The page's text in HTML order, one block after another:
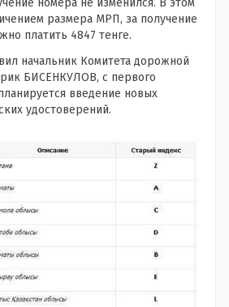
размера МРП, за получение
платить 4847 тенге.
начальник Комитета дорожной
БИСЕНКУЛОВ, с первого
введение новых
удостоверений.